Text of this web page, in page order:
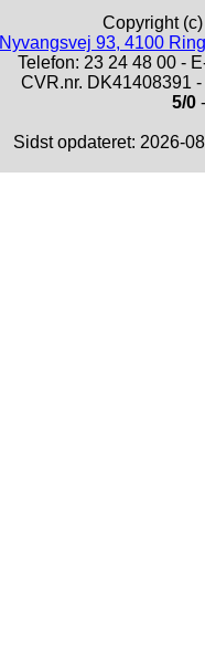
Copyright
Nyvangsvej 93, 4100
Telefon: 23 24 48 00 -
CVR.nr. DK41408391
5/0
Sidst opdateret: 2026-